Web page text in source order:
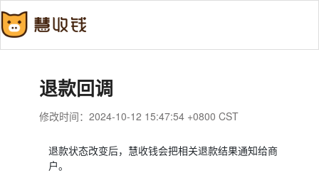
退款回调
修改时间：2024-10-12 15:47:54 +0800 CST
退款状态改变后，慧收钱会把相关退款结果通知给商
户。